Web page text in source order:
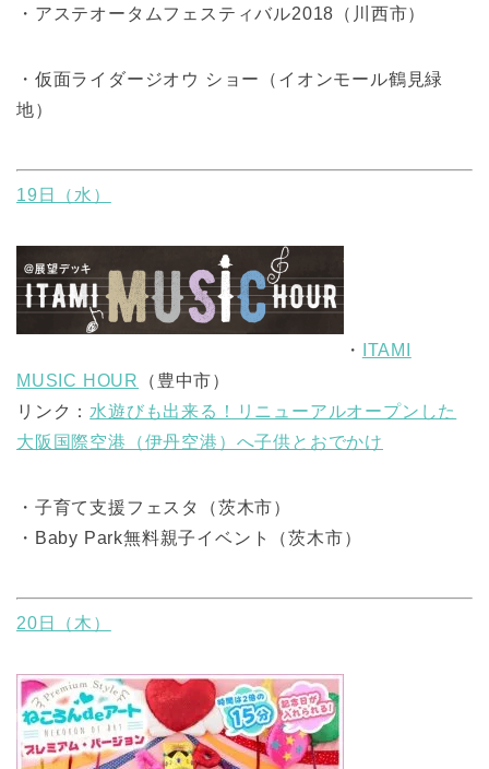
・アステオータムフェスティバル2018（川西市）
・仮面ライダージオウ ショー（イオンモール鶴見緑
地）
19日（水）
・
ITAMI
MUSIC HOUR
（豊中市）
リンク ： 水遊びも出来る！リニューアルオープンした
大阪国際空港（伊丹空港）へ子供とおでかけ
・子育て支援フェスタ（茨木市）
・Baby Park無料親子イベント（茨木市）
20日（木）